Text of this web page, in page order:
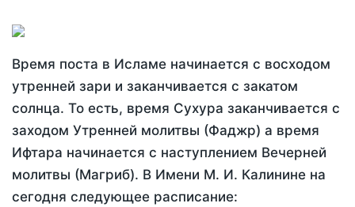
Время поста в Исламе начинается с восходом
утренней зари и заканчивается с закатом
солнца. То есть, время Сухура заканчивается с
заходом Утренней молитвы (Фаджр) а время
Ифтара начинается с наступлением Вечерней
молитвы (Магриб). В Имени М. И. Калинине на
сегодня следующее расписание: